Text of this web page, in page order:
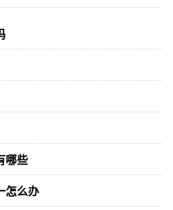
哪些
怎么办